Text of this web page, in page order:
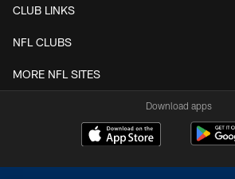
CLUB LINKS
NFL CLUBS
MORE NFL SITES
Download apps